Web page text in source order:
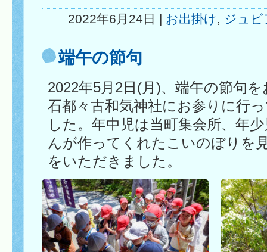
2022年6月24日 | お出掛け, ジュ
端午の節句
2022年5月2日(月)、端午の節句
石都々古和気神社にお参りに行
した。年中児は当町集会所、年
んが作ってくれたこいのぼりを
をいただきました。